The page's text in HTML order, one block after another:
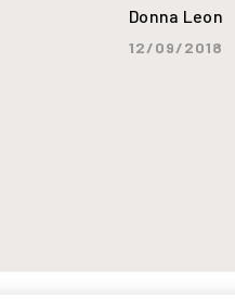
Donna Leon
12/09/2018